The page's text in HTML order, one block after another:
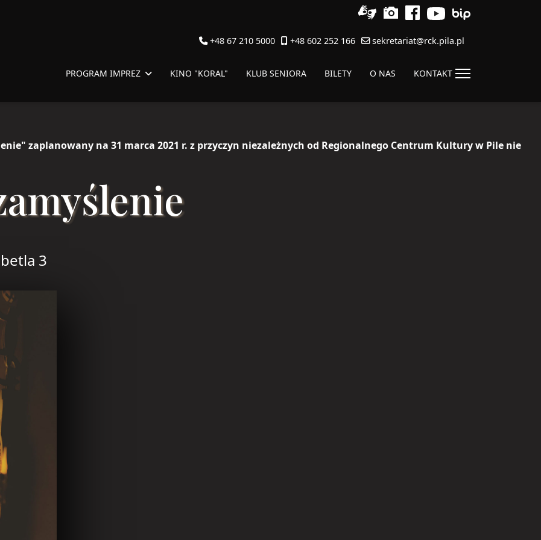
+48 67 210 5000 +48 602 252 166 sekretariat@rck.pila.pl
PROGRAM IMPREZ KINO "KORAL" KLUB SENIORA BILETY O NAS KONTAKT
zaplanowany na 31 marca 2021 r. z przyczyn niezależnych od Regionalnego Centrum Kultury w Pile nie
3